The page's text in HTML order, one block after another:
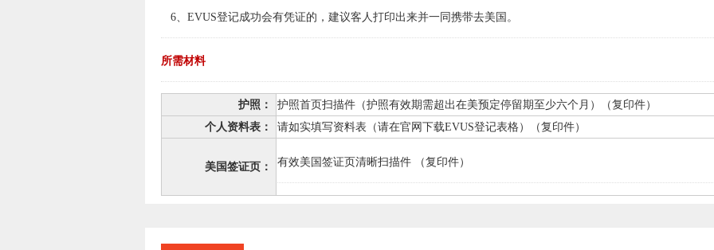
6、EVUS登记成功会有凭证的，建议客人打印出来并一同携带去美国。
所需材料
护照：
护照首页扫描件（护照有效期需超出在美预定停留期至少六个月）（复印件）
个人资料表：
请如实填写资料表（请在官网下载EVUS登记表格）（复印件）
美国签证页： 有效美国签证页清晰扫描件 （复印件）